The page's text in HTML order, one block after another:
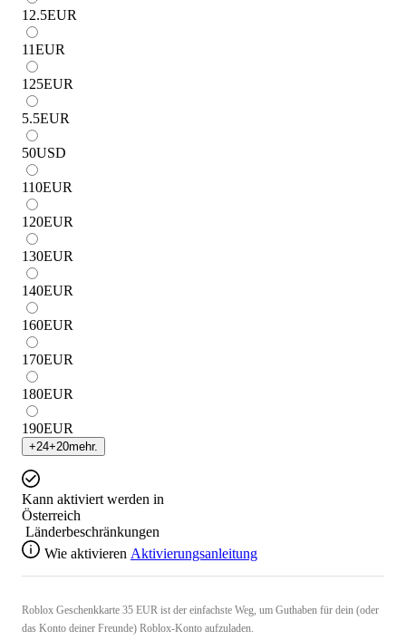
12.5EUR
11EUR
125EUR
5.5EUR
50USD
110EUR
120EUR
130EUR
140EUR
160EUR
170EUR
180EUR
190EUR
+24+20mehr.
Kann aktiviert werden in
Österreich
Länderbeschränkungen
Wie aktivieren Aktivierungsanleitung
Roblox Geschenkkarte 35 EUR ist der einfachste Weg, um Guthaben für dein (oder
das Konto deiner Freunde) Roblox-Konto aufzuladen.